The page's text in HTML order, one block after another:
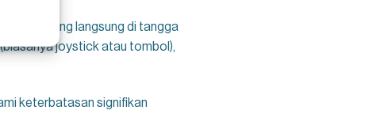
dipasang langsung di tangga
joystick atau tombol),
keterbatasan signifikan